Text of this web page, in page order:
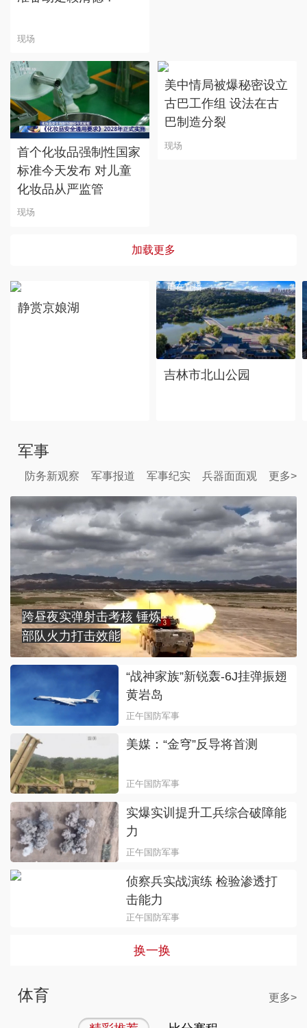
现场
首个化妆品强制性国家
标准今天发布 对儿童
化妆品从严监管
现场
美中情局被爆秘密设立
古巴工作组 设法在古
巴制造分裂
现场
加载更多
正在直播
静赏京娘湖
正在直播
吉林市北山公园
军事
防务新观察 军事报道 军事纪实 兵器面面观 更多>
跨昼夜实弹射击考核 锤炼
部队火力打击效能
“战神家族”新锐轰-6J挂弹振翅
黄岩岛
正午国防军事
美媒：“金穹”反导将首测
正午国防军事
实爆实训提升工兵综合破障能
力
正午国防军事
侦察兵实战演练 检验渗透打
击能力
正午国防军事
换一换
体育 更多>